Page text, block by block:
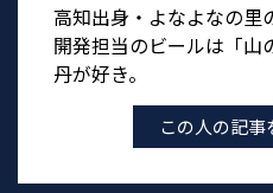
高知出身・よなよなの里
開発担当のビールは「山
丹が好き。
この人の記事